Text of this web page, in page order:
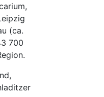
(ca.
700